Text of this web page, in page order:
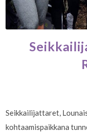
Seikkailijattaret,
kohtaamispaikkana